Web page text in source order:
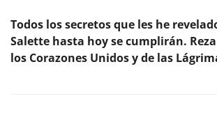
Todos los secretos que les he
Salette hasta hoy se cumplirán.
los Corazones Unidos y de las